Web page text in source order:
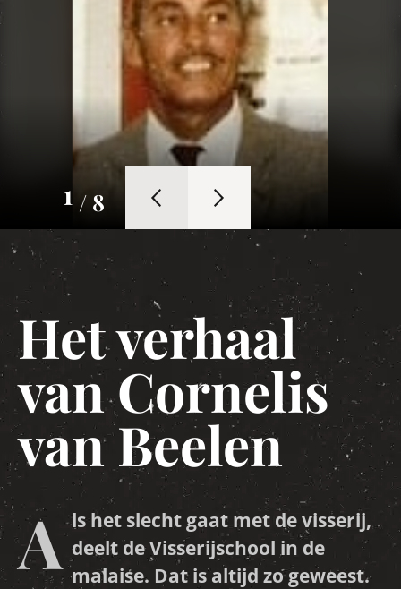
1/ 8
Het verhaal
van Cornelis
van Beelen
A ls het slecht gaat met de visserij,
deelt de Visserijschool in de
malaise. Dat is altijd zo geweest.